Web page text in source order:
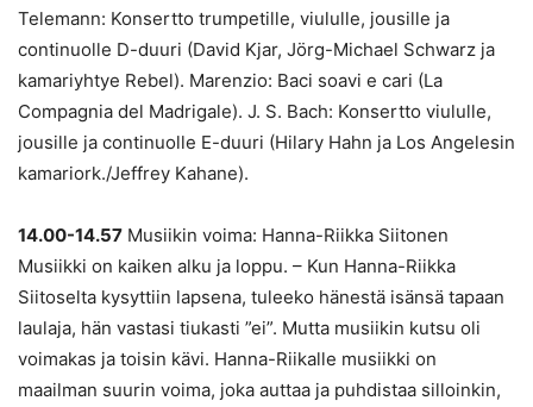
Telemann: Konsertto trumpetille, viululle, jousille ja
continuolle D-duuri (David Kjar, Jörg-Michael Schwarz ja
kamariyhtye Rebel). Marenzio: Baci soavi e cari (La
Compagnia del Madrigale). J. S. Bach: Konsertto viululle,
jousille ja continuolle E-duuri (Hilary Hahn ja Los Angelesin
kamariork./Jeffrey Kahane).
14.00-14.57 Musiikin voima: Hanna-Riikka Siitonen
Musiikki on kaiken alku ja loppu. – Kun Hanna-Riikka
Siitoselta kysyttiin lapsena, tuleeko hänestä isänsä tapaan
laulaja, hän vastasi tiukasti ”ei”. Mutta musiikin kutsu oli
voimakas ja toisin kävi. Hanna-Riikalle musiikki on
maailman suurin voima, joka auttaa ja puhdistaa silloinkin,